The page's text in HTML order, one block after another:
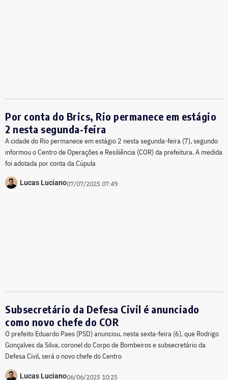
Por conta do Brics, Rio permanece em estágio
2 nesta segunda-feira
A cidade do Rio permanece em estágio 2 nesta segunda-feira (7), segundo
informou o Centro de Operações e Resiliência (COR) da prefeitura. A medida
foi adotada por conta da Cúpula
Lucas Luciano07/07/2025 07:49
Subsecretário da Defesa Civil é anunciado
como novo chefe do COR
O prefeito Eduardo Paes (PSD) anunciou, nesta sexta-feira (6), que Rodrigo
Gonçalves da Silva, coronel do Corpo de Bombeiros e subsecretário da
Defesa Civil, será o novo chefe do Centro
Lucas Luciano06/06/2025 10:25